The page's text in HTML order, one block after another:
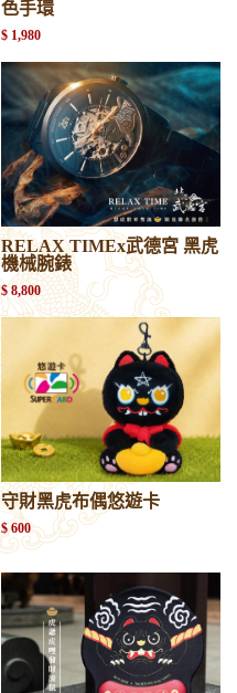
色手環
$ 1,980
RELAX TIMEx武德宮 黑虎
機械腕錶
$ 8,800
守財黑虎布偶悠遊卡
$ 600